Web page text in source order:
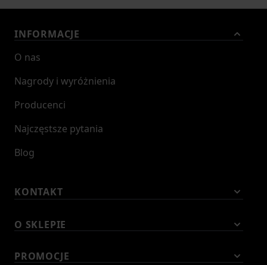
INFORMACJE
O nas
Nagrody i wyróżnienia
Producenci
Najczęstsze pytania
Blog
KONTAKT
O SKLEPIE
PROMOCJE